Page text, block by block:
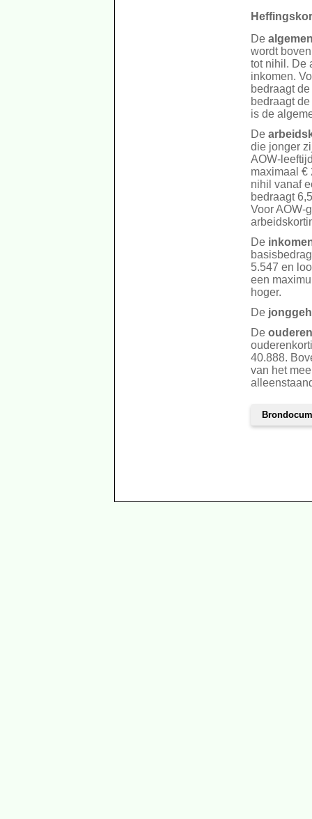
De
wordt
tot nihil. De
inkomen.
bedraagt
bedraagt
is de
De
die jonger
AOW-
maximaal €
nihil vanaf
bedraagt
Voor AOW-
De
5.547 en
een
hoger.
De
De
40.888.
van het